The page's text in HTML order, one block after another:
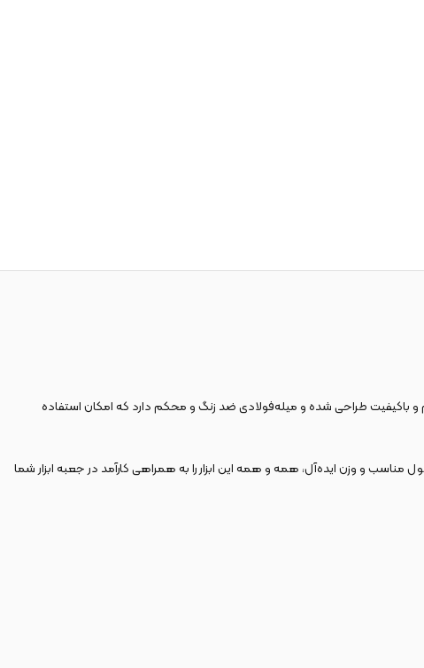
و باکیفیت طراحی شده و میله‌فولادی ضد زنگ و محکم دارد که امکان استفاده
و وزن ایده‌آل، همه و همه این ابزار را به همراهی کارآمد در جعبه ابزار شما